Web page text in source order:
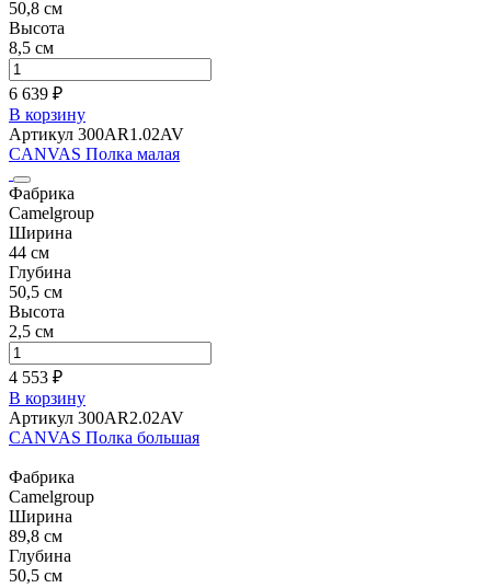
50,8 см
Высота
8,5 см
6 639 ₽
В корзину
Артикул 300AR1.02AV
CANVAS Полка малая
Фабрика
Camelgroup
Ширина
44 см
Глубина
50,5 см
Высота
2,5 см
4 553 ₽
В корзину
Артикул 300AR2.02AV
CANVAS Полка большая
Фабрика
Camelgroup
Ширина
89,8 см
Глубина
50,5 см